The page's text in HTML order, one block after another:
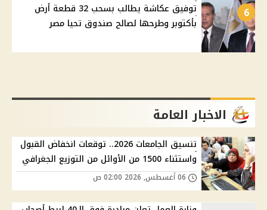
6
توفيق عكاشة يطالب بسحب 32 قطعة أرض
بأكتوبر وطرحها لصالح صندوق تحيا مصر
الاخبار العامة
تنسيق الجامعات 2026.. توقعات انخفاض القبول
واستثناء 1500 من الأوائل من التوزيع الجغرافي